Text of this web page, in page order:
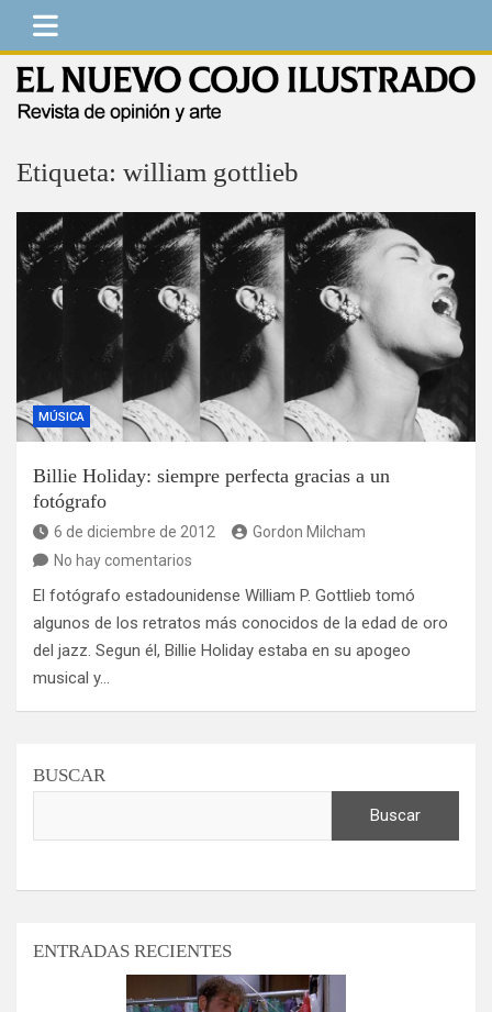
Saltar
contenido
Etiqueta: william gottlieb
MÚSICA
Billie Holiday: siempre perfecta gracias a un
fotógrafo
6 de diciembre de 2012
Gordon Milcham
No hay comentarios
El fotógrafo estadounidense William P. Gottlieb tomó
algunos de los retratos más conocidos de la edad de oro
del jazz. Segun él, Billie Holiday estaba en su apogeo
musical y…
BUSCAR
Buscar
ENTRADAS RECIENTES